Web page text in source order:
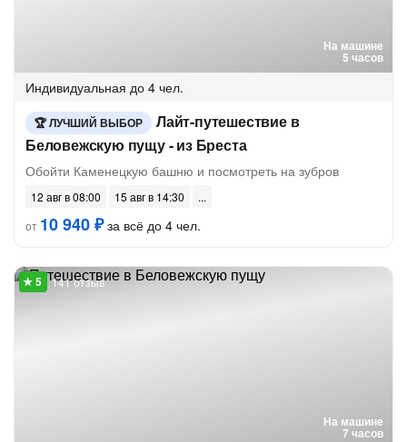
На машине
5 часов
Индивидуальная до 4 чел.
ЛУЧШИЙ ВЫБОР
Лайт-путешествие в
Беловежскую пущу - из Бреста
Обойти Каменецкую башню и посмотреть на зубров
12 авг в 08:00
15 авг в 14:30
от 10 940 ₽за всё до 4 чел.
На машине
7 часов
141 отзыв